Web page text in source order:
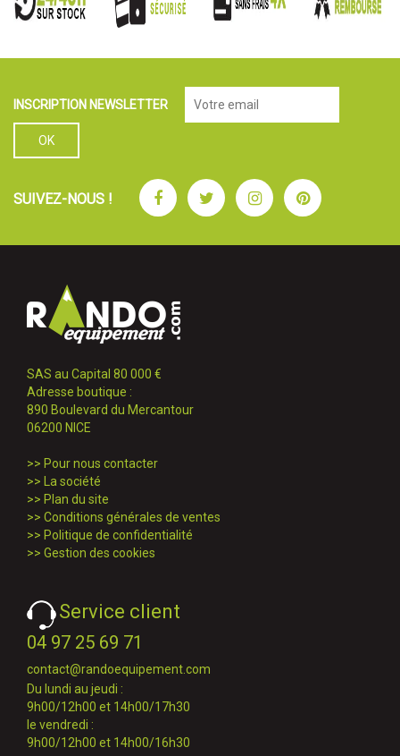
INSCRIPTION NEWSLETTER
SUIVEZ-NOUS ! FacebookTwitterInstagramPinterest
SAS au Capital 80 000 €
Adresse boutique :
890 Boulevard du Mercantour
06200 NICE
>> Pour nous contacter
>>
La société
>> Plan du site
>> Conditions générales de ventes
>> Politique de confidentialité
>> Gestion des cookies
Service client
04 97 25 69 71
contact@randoequipement.com
Du lundi au jeudi :
9h00/12h00 et 14h00/17h30
le vendredi :
9h00/12h00 et 14h00/16h30